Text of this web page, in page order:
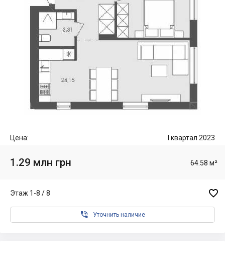
Цена: I квартал 2023
1.29 млн грн 64.58 м²
Этаж 1-8 / 8 
 Уточнить наличие